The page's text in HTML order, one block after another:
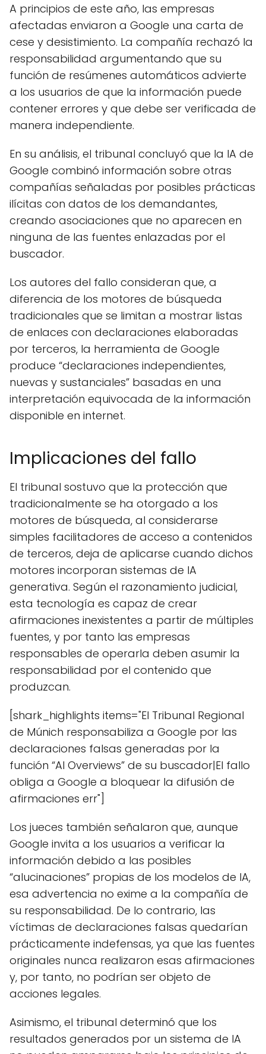
A principios de este año, las empresas
afectadas enviaron a Google una carta de
cese y desistimiento. La compañía rechazó la
responsabilidad argumentando que su
función de resúmenes automáticos advierte
a los usuarios de que la información puede
contener errores y que debe ser verificada de
manera independiente.
En su análisis, el tribunal concluyó que la IA de
Google combinó información sobre otras
compañías señaladas por posibles prácticas
ilícitas con datos de los demandantes,
creando asociaciones que no aparecen en
ninguna de las fuentes enlazadas por el
buscador.
Los autores del fallo consideran que, a
diferencia de los motores de búsqueda
tradicionales que se limitan a mostrar listas
de enlaces con declaraciones elaboradas
por terceros, la herramienta de Google
produce “declaraciones independientes,
nuevas y sustanciales” basadas en una
interpretación equivocada de la información
disponible en internet.
Implicaciones del fallo
El tribunal sostuvo que la protección que
tradicionalmente se ha otorgado a los
motores de búsqueda, al considerarse
simples facilitadores de acceso a contenidos
de terceros, deja de aplicarse cuando dichos
motores incorporan sistemas de IA
generativa. Según el razonamiento judicial,
esta tecnología es capaz de crear
afirmaciones inexistentes a partir de múltiples
fuentes, y por tanto las empresas
responsables de operarla deben asumir la
responsabilidad por el contenido que
produzcan.
[shark_highlights items="El Tribunal Regional
de Múnich responsabiliza a Google por las
declaraciones falsas generadas por la
función “AI Overviews” de su buscador|El fallo
obliga a Google a bloquear la difusión de
afirmaciones err"]
Los jueces también señalaron que, aunque
Google invita a los usuarios a verificar la
información debido a las posibles
“alucinaciones” propias de los modelos de IA,
esa advertencia no exime a la compañía de
su responsabilidad. De lo contrario, las
víctimas de declaraciones falsas quedarían
prácticamente indefensas, ya que las fuentes
originales nunca realizaron esas afirmaciones
y, por tanto, no podrían ser objeto de
acciones legales.
Asimismo, el tribunal determinó que los
resultados generados por un sistema de IA